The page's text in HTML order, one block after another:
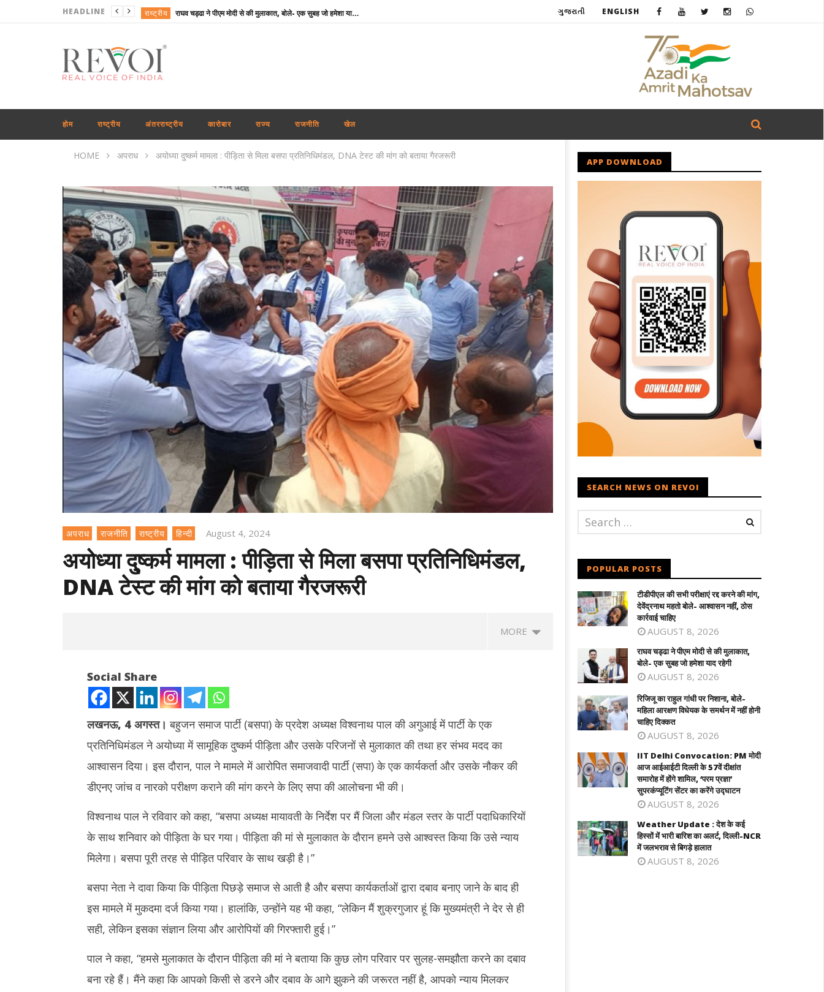
HEADLINE राष्ट्रीय राघव चड्ढा ने पीएम मोदी से की मुलाकात, बोले- एक सुबह जो हमेशा याद रहेगी
शिक्षा
राष्ट्रीय
महाराष्ट्र सलमान खान के घर के बाहर ड्यूटी पर तैनात पुलिसकर्मी की मौत, हार्ट अटैक की आशंका
राष्ट्रीय Chamba Bus Accident : चंबा में दर्दनाक बस हादसा, ड्राइवर-कंडक्टर समेत 7 की मौत; 11 घायल
अंतरराष्ट्रीय India-Cyprus Agreement : भारतीय कामगारों के लिए बड़ी पहल, भारत-साइप्रस माइग्रेशन समझौते को जल्द अंतिम रूप देने पर जोर
शिक्षा टीडीपीएल की सभी परीक्षाएं रद्द करने की मांग, देवेंद्रनाथ महतो बोले- आश्वासन नहीं, ठोस कार्रवाई चाहिए
ગુજરાતી ENGLISH
होम राष्ट्रीय अंतरराष्ट्रीय कारोबार राज्य राजनीति खेल
HOME अपराध अयोध्या दु्ष्कर्म मामला : पीड़िता से मिला बसपा प्रतिनिधिमंडल, DNA टेस्ट की मांग को बताया गैरजरूरी
अपराध राजनीति राष्ट्रीय हिन्दी August 4, 2024
अयोध्या दु्ष्कर्म मामला : पीड़िता से मिला बसपा प्रतिनिधिमंडल,
DNA टेस्ट की मांग को बताया गैरजरूरी
MORE
अयोध्या दु्ष्कर्म मामला : पीड़िता से मिला बसपा
प्रतिनिधिमंडल, DNA टेस्ट की मांग को बताया
August
4,
टीडीपीएल की सभी परीक्षाएं रद्द करने की मांग,
देवेंद्रनाथ महतो बोले- आश्वासन नहीं, ठोस कार्रवाई
August
4,
2024
राघव चड्ढा ने पीएम मोदी से की मुलाकात, बोले-
एक सुबह जो हमेशा याद रहेगी
August
4,
2024
रिजिजू का राहुल गांधी पर निशाना, बोले- महिला
आरक्षण विधेयक के समर्थन में नहीं होनी चाहिए
IIT Delhi Convocation: PM मोदी
आईआईटी दिल्ली के 57वें दीक्षांत समारोह में होंगे
शामिल, 'परम प्रज्ञा' सुपरकंप्यूटिंग सेंटर का
August
4,
2024
Social Share
लखनऊ, 4 अगस्त। बहुजन समाज पार्टी (बसपा) के प्रदेश अध्यक्ष विश्वनाथ पाल की अगुआई में पार्टी के एक
प्रतिनिधिमंडल ने अयोध्या में सामूहिक दुष्कर्म पीड़िता और उसके परिजनों से मुलाकात की तथा हर संभव मदद का
आश्वासन दिया। इस दौरान, पाल ने मामले में आरोपित समाजवादी पार्टी (सपा) के एक कार्यकर्ता और उसके नौकर की
डीएनए जांच व नारको परीक्षण कराने की मांग करने के लिए सपा की आलोचना भी की।
विश्वनाथ पाल ने रविवार को कहा, “बसपा अध्यक्ष मायावती के निर्देश पर मैं जिला और मंडल स्तर के पार्टी पदाधिकारियों
के साथ शनिवार को पीड़िता के घर गया। पीड़िता की मां से मुलाकात के दौरान हमने उसे आश्वस्त किया कि उसे न्याय
मिलेगा। बसपा पूरी तरह से पीड़ित परिवार के साथ खड़ी है।”
बसपा नेता ने दावा किया कि पीड़िता पिछड़े समाज से आती है और बसपा कार्यकर्ताओं द्वारा दबाव बनाए जाने के बाद ही
इस मामले में मुकदमा दर्ज किया गया। हालांकि, उन्होंने यह भी कहा, “लेकिन मैं शुक्रगुजार हूं कि मुख्यमंत्री ने देर से ही
सही, लेकिन इसका संज्ञान लिया और आरोपियों की गिरफ्तारी हुई।”
पाल ने कहा, “हमसे मुलाकात के दौरान पीड़िता की मां ने बताया कि कुछ लोग परिवार पर सुलह-समझौता करने का दबाव
बना रहे हैं। मैंने कहा कि आपको किसी से डरने और दबाव के आगे झुकने की जरूरत नहीं है, आपको न्याय मिलकर
APP DOWNLOAD
SEARCH NEWS ON REVOI
POPULAR POSTS
टीडीपीएल की सभी परीक्षाएं रद्द करने की मांग,
देवेंद्रनाथ महतो बोले- आश्वासन नहीं, ठोस
कार्रवाई चाहिए
AUGUST 8, 2026
राघव चड्ढा ने पीएम मोदी से की मुलाकात,
बोले- एक सुबह जो हमेशा याद रहेगी
AUGUST 8, 2026
रिजिजू का राहुल गांधी पर निशाना, बोले-
महिला आरक्षण विधेयक के समर्थन में नहीं होनी
चाहिए दिक्कत
AUGUST 8, 2026
IIT Delhi Convocation: PM मोदी
आज आईआईटी दिल्ली के 57वें दीक्षांत
समारोह में होंगे शामिल, ‘परम प्रज्ञा’
सुपरकंप्यूटिंग सेंटर का करेंगे उद्घाटन
AUGUST 8, 2026
Weather Update : देश के कई
हिस्सों में भारी बारिश का अलर्ट, दिल्ली-NCR
में जलभराव से बिगड़े हालात
AUGUST 8, 2026